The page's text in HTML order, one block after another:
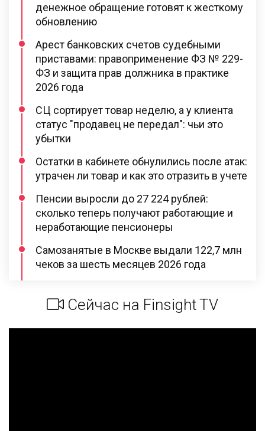
денежное обращение готовят к жесткому
обновлению
Арест банковских счетов судебными
приставами: правоприменение ФЗ № 229-
ФЗ и защита прав должника в практике
2026 года
СЦ сортирует товар неделю, а у клиента
статус "продавец не передал": чьи это
убытки
Остатки в кабинете обнулились после атак:
утрачен ли товар и как это отразить в учете
Пенсии выросли до 27 224 рублей:
сколько теперь получают работающие и
неработающие пенсионеры
Самозанятые в Москве выдали 122,7 млн
чеков за шесть месяцев 2026 года
Сейчас на Finsight TV